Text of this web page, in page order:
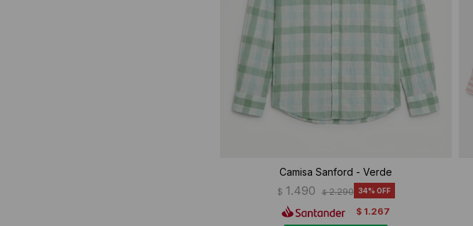
Camisa Sanford - Verde
$ 1.490 $ 2.290 34
$ 1.267